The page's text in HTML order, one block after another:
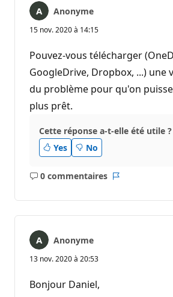
Anonyme
15 nov. 2020 à 14:15
Pouvez-vous télécharger
GoogleDrive, Dropbox, ...) une
du problème pour qu'on
plus prêt.
Cette réponse a-t-elle été utile ?
Yes
No
0 commentaires
Aucun
Anonyme
13 nov. 2020 à 20:53
Bonjour Daniel,